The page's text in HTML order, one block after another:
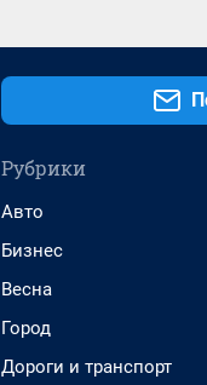
Рубрики
Авто
Бизнес
Весна
Город
Дороги и транспорт